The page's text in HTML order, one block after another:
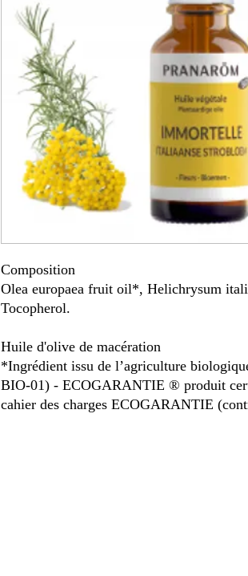
Composition
Olea europaea fruit oil*, Helichrysum
Tocopherol.
Huile d'olive de macération
*Ingrédient issu de l’agriculture
BIO-01) - ECOGARANTIE ® produit
cahier des charges ECOGARANTIE